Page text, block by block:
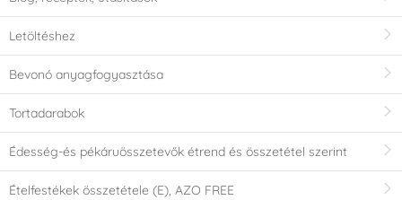
Letöltéshez
Bevonó anyagfogyasztása
Tortadarabok
Édesség-és pékáruösszetevők étrend és összetétel szerint
Ételfestékek összetétele (E), AZO FREE